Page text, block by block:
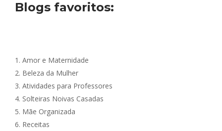
Blogs favoritos:
1. Amor e Maternidade
2. Beleza da Mulher
3. Atividades para Professores
4. Solteiras Noivas Casadas
5. Mãe Organizada
6. Receitas